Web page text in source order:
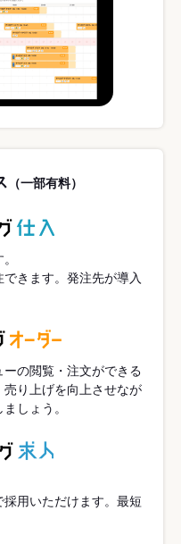
（一部有料）
きます。発注先が導入
の閲覧・注文ができる
り上げを向上させなが
しょう。
用いただけます。最短